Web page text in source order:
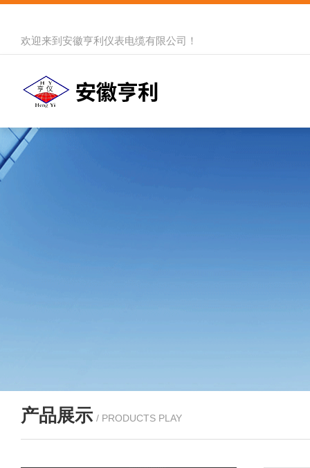
欢迎来到 安徽亨利仪表电缆有限公司 ！
产品展示 / PRODUCTS PLAY